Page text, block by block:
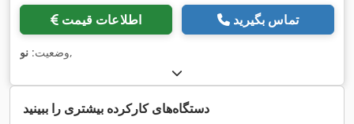
اطلاعات قیمت تماس بگیرید
وضعیت: نو ,
دستگاه‌های کارکرده بیشتری را ببینید